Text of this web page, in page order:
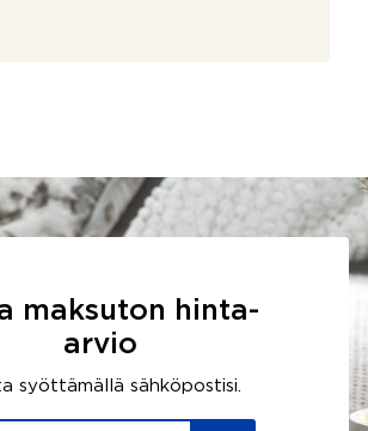
maksuton hinta-
arvio
syöttämällä sähköpostisi.